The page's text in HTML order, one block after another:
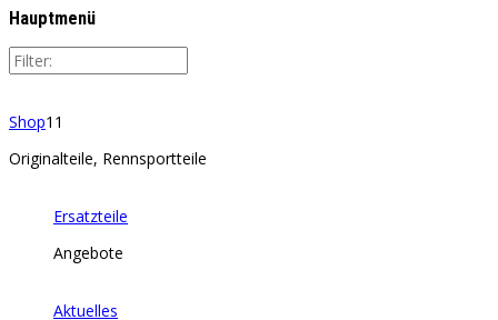
Hauptmenü
Shop11
Originalteile, Rennsportteile
Ersatzteile
Angebote
Aktuelles